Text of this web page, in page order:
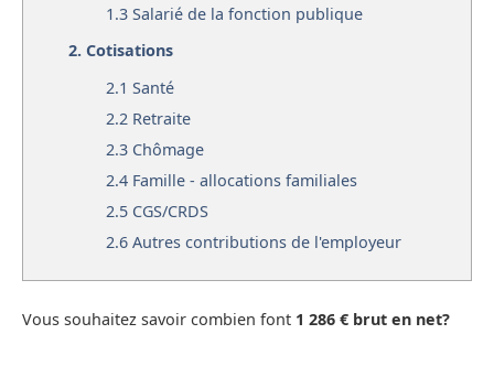
1.3 Salarié de la fonction publique
2. Cotisations
2.1 Santé
2.2 Retraite
2.3 Chômage
2.4 Famille - allocations familiales
2.5 CGS/CRDS
2.6 Autres contributions de l'employeur
Vous souhaitez savoir combien font 1 286 € brut en net?